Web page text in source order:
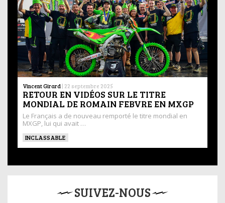
Vincent Girard | 22 septembre 2025
RETOUR EN VIDÉOS SUR LE TITRE
MONDIAL DE ROMAIN FEBVRE EN MXGP
Le Français a de nouveau remporté le titre mondial en
MXGP, lui qui avait …
INCLASSABLE
SUIVEZ-NOUS